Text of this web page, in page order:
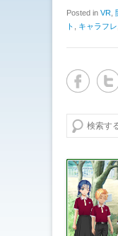
Posted in VR
ト
キャラフレ
検索する